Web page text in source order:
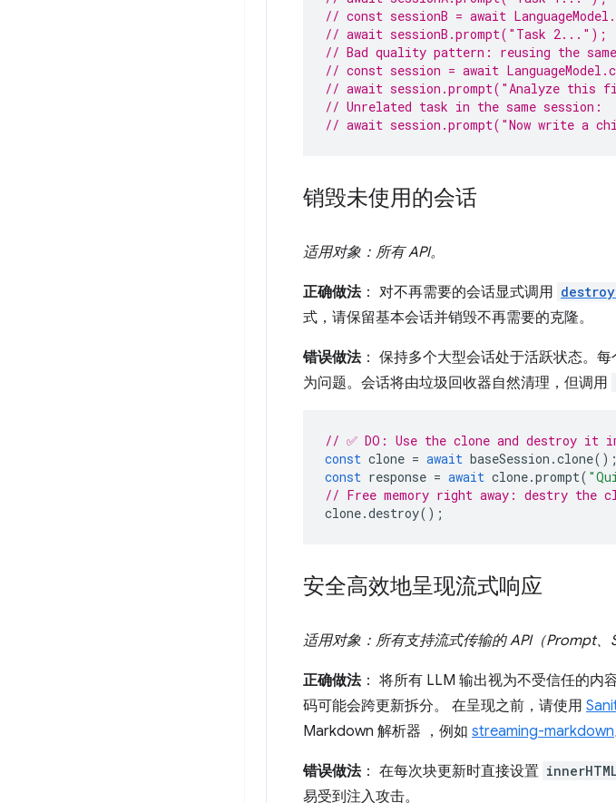
// const sessionB = await
// await sessionB.prompt("Task 2...");
// Bad quality pattern: reusing the
// const session = await
// await session.prompt("Analyze
// Unrelated task in the same session:
// await session.prompt("Now write a
销毁未使用的会话
适用对象：所有 API。
正确做法： 对不再需要的会话显式调用
式，请保留基本会话并销毁不再需要的克隆。
错误做法： 保持多个大型会话处于活跃状态。
为问题。会话将由垃圾回收器自然清理，但调用
// ✅ DO: Use the clone and destroy it
const clone = await baseSession .clone();
const response = await clone.prompt(
// Free memory right away: destry the
clone.destroy();
安全高效地呈现流式响应
适用对象：所有支持流式传输的 API（Prompt
正确做法： 将所有 LLM 输出视为不受信任的内
码可能会跨更新拆分。 在呈现之前，请使用
Markdown 解析器 ，例如 streaming-markdown
错误做法： 在每次块更新时直接设置
易受到注入攻击。